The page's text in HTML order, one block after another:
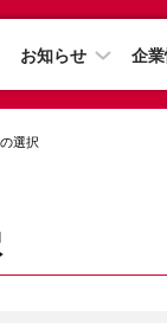
お知らせ 企
選択